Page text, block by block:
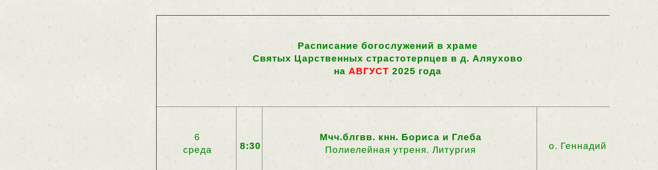
Расписание богослужений в храме
Святых Царственных страстотерпцев в д. Аляухово
на АВГУСТ 2025 года
6
среда
8:30
Мчч.блгвв. кнн. Бориса и Глеба
Полиелейная утреня. Литургия
о. Геннадий